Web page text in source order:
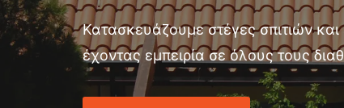
Κατασκευάζουμε στέγες σπιτιών
έχοντας εμπειρία σε όλους τους